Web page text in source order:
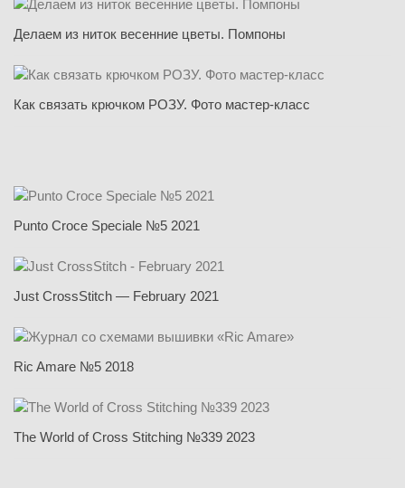
Делаем из ниток весенние цветы. Помпоны
Как связать крючком РОЗУ. Фото мастер-класс
Punto Croce Speciale №5 2021
Just CrossStitch — February 2021
Ric Amare №5 2018
The World of Cross Stitching №339 2023